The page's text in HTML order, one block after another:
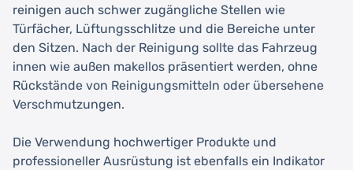
reinigen auch schwer zugängliche Stellen wie
Türfächer, Lüftungsschlitze und die Bereiche unter
den Sitzen. Nach der Reinigung sollte das Fahrzeug
innen wie außen makellos präsentiert werden, ohne
Rückstände von Reinigungsmitteln oder übersehene
Verschmutzungen.
Die Verwendung hochwertiger Produkte und
professioneller Ausrüstung ist ebenfalls ein Indikator